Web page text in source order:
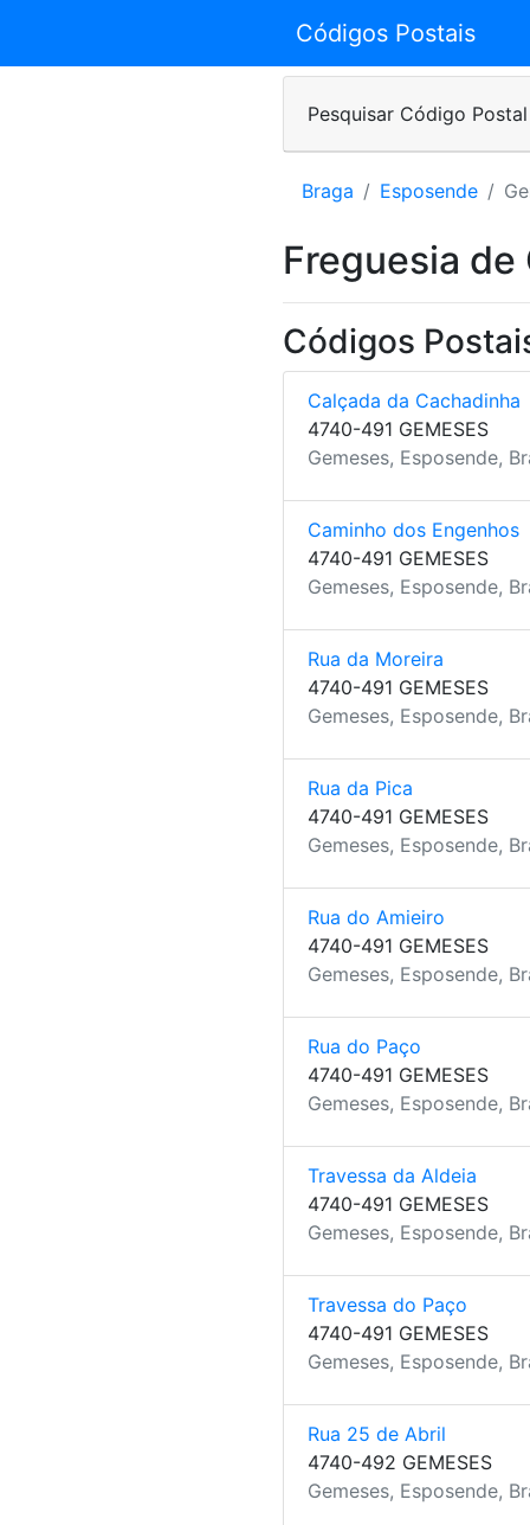
Códigos Postais
Pesquisar Código Postal
Braga Esposende
Freguesia de
Códigos
Calçada da Cachadinha
4740-491 GEMESES
Gemeses, Esposende,
Caminho dos Engenhos
4740-491 GEMESES
Gemeses, Esposende,
Rua da Moreira
4740-491 GEMESES
Gemeses, Esposende,
Rua da Pica
4740-491 GEMESES
Gemeses, Esposende,
Rua do Amieiro
4740-491 GEMESES
Gemeses, Esposende,
Rua do Paço
4740-491 GEMESES
Gemeses, Esposende,
Travessa da Aldeia
4740-491 GEMESES
Gemeses, Esposende,
Travessa do Paço
4740-491 GEMESES
Gemeses, Esposende,
Rua 25 de Abril
4740-492 GEMESES
Gemeses, Esposende,